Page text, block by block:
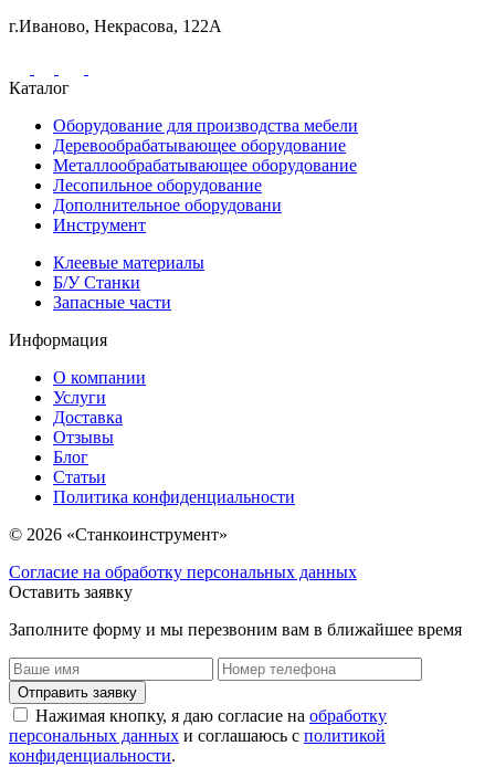
г.Иваново, Некрасова, 122А
Каталог
Оборудование для производства мебели
Деревообрабатывающее оборудование
Металлообрабатывающее оборудование
Лесопильное оборудование
Дополнительное оборудовани
Инструмент
Клеевые материалы
Б/У Станки
Запасные части
Информация
О компании
Услуги
Доставка
Отзывы
Блог
Статьи
Политика конфиденциальности
© 2026 «Станкоинструмент»
Согласие на обработку персональных данных
Оставить заявку
Заполните форму и мы перезвоним вам в ближайшее время
Отправить заявку
Нажимая кнопку, я даю согласие на обработку
персональных данных и соглашаюсь с политикой
конфиденциальности.